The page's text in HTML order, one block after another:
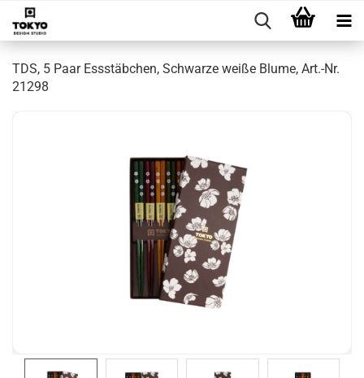
TDS, 5 Paar Essstäbchen, Schwarze weiße Blume, Art.-Nr.
21298